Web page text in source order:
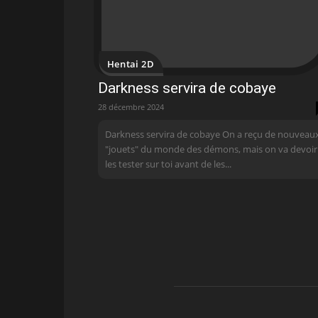
Hentai 2D
Darkness servira de cobaye
28 décembre 2024
Darkness servira de cobaye On a reçu de
"jouets" du monde des démons, mais on va devoir
les tester sur toi avant de les...